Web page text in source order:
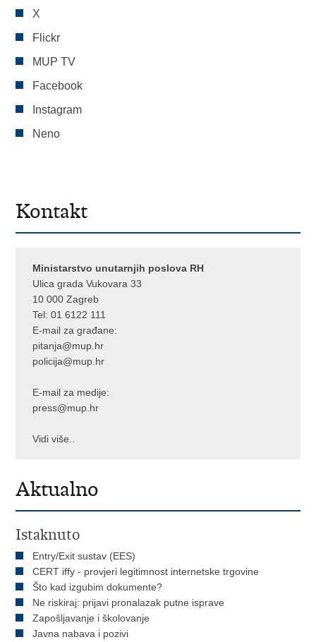
X
Flickr
MUP TV
Facebook
Instagram
Neno
Kontakt
Ministarstvo unutarnjih poslova RH
Ulica grada Vukovara 33
10 000 Zagreb
Tel:01 6122 111
E-mail za građane:
pitanja@mup.hr
policija@mup.hr
E-mail za medije:
press@mup.hr
Vidi više..
Aktualno
Istaknuto
Entry/Exit sustav (EES)
CERT iffy - provjeri legitimnost internetske trgovine
Što kad izgubim dokumente?
Ne riskiraj: prijavi pronalazak putne isprave
Zapošljavanje i školovanje
Javna nabava i pozivi